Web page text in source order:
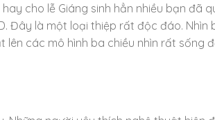
cho lễ Giáng sinh hẳn nhiều bạn đã
Đây là một loại thiệp rất độc đáo. Nhìn
các mô hình ba chiều nhìn rất sống